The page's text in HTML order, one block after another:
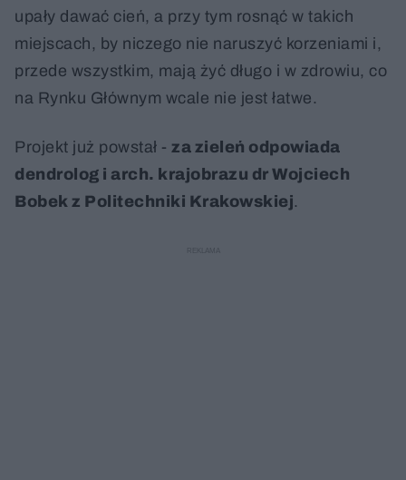
upały dawać cień, a przy tym rosnąć w takich
miejscach, by niczego nie naruszyć korzeniami i,
przede wszystkim, mają żyć długo i w zdrowiu, co
na Rynku Głównym wcale nie jest łatwe.
Projekt już powstał - za zieleń odpowiada
dendrolog i arch. krajobrazu dr Wojciech
Bobek z Politechniki Krakowskiej.